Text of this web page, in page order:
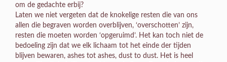
om de gedachte erbij?
Laten we niet vergeten dat de knokelige resten die van ons
allen die begraven worden overblijven, ‘overschotten’ zijn,
resten die moeten worden ‘opgeruimd’. Het kan toch niet de
bedoeling zijn dat we elk lichaam tot het einde der tijden
blijven bewaren, ashes tot ashes, dust to dust. Het is heel